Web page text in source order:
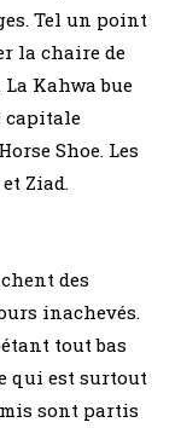
Tel un point
la chaire de
Kahwa bue
capitale
Shoe. Les
Ziad.
des
inachevés.
tout bas
qui est surtout
sont partis